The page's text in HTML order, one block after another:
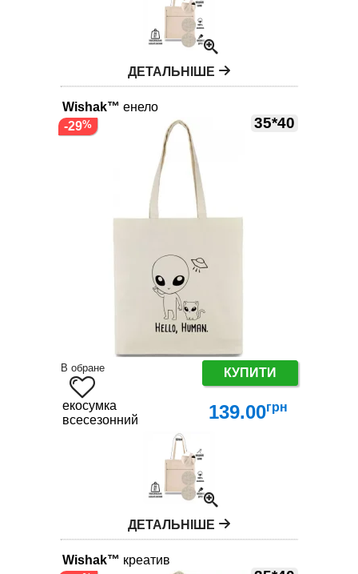
ДЕТАЛЬНІШЕ
Wishak™ енело
35*40
В обране КУПИТИ
екосумка
всесезонний
139.00грн
-29
ДЕТАЛЬНІШЕ
Wishak™ креатив